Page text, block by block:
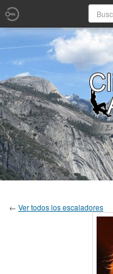
← Ver todos los escaladores